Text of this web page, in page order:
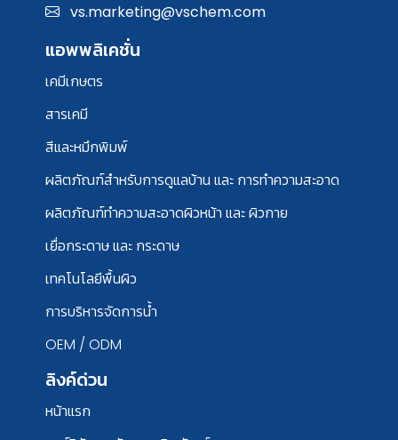
vs.marketing@vschem.com
แอพพลิเคชั่น
เคมีเกษตร
สารเคมี
สีและหมึกพิมพ์
ผลิตภัณฑ์สำหรับการดูแลบ้าน และ การทำความสะอาด
ผลิตภัณฑ์ทำความสะอาดผิวหน้า และ ผิวกาย
เยื่อกระดาษ และ กระดาษ
เทคโนโลยีพื้นผิว
การบริหารจัดการน้ำ
OEM / ODM
ลิงค์ด่วน
หน้าแรก